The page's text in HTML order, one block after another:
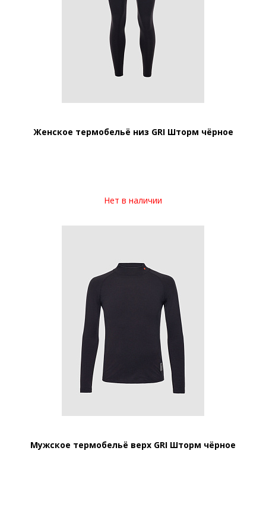
Женское термобельё низ GRI Шторм чёрное
Нет в наличии
Мужское термобельё верх GRI Шторм чёрное